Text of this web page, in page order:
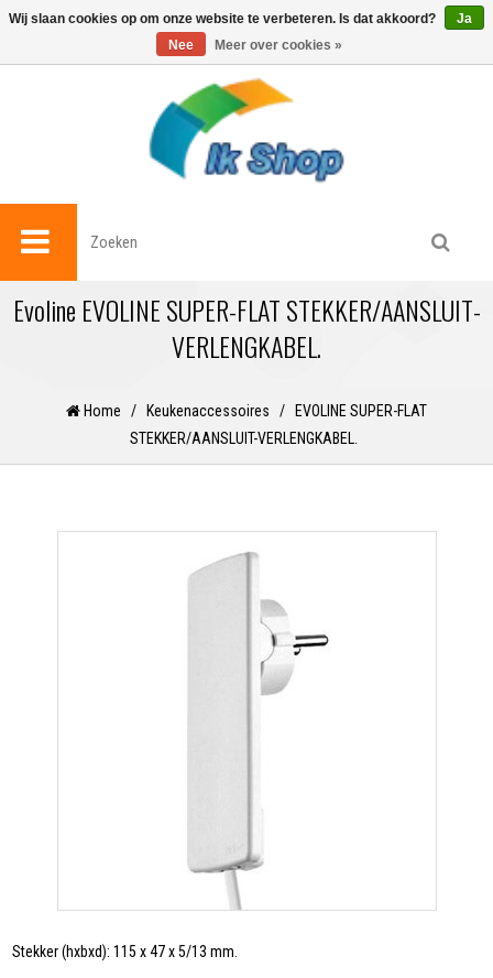
0
Evoline EVOLINE SUPER-FLAT STEKKER/AANSLUIT-
VERLENGKABEL.
Home / Keukenaccessoires /
EVOLINE SUPER-FLAT
STEKKER/AANSLUIT-VERLENGKABEL.
Stekker (hxbxd): 115 x 47 x 5/13 mm.
Wij slaan cookies op om onze website te verbeteren. Is dat akkoord?
Ja
Nee
Meer over cookies »